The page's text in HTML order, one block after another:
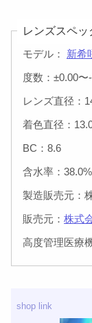
レンズスペッ
モデル： 新希
度数：±0.00
レンズ直径：
着色直径：
BC：8.6
含水率：38.0%
製造販売元：
販売元： 株式
高度管理医療
shop link